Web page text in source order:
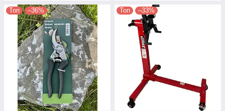
Топ –36% Топ –33%